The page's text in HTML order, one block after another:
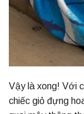
Vậy là xong! Với
chiếc giỏ đựng